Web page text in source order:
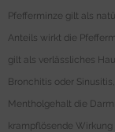
Pfefferminze gilt als
Anteils wirkt die
gilt als verlässliches
Bronchitis oder
Mentholgehalt die
krampflösende